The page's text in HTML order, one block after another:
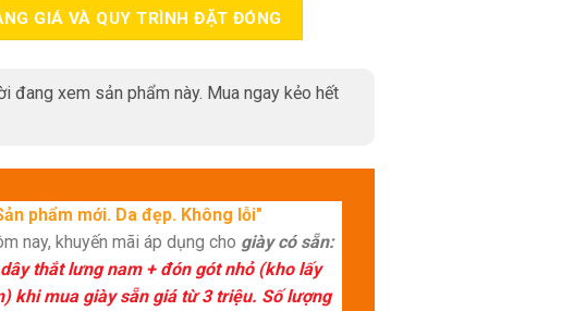
GIÁ VÀ QUY TRÌNH ĐẶT ĐÓNG
đang xem sản phẩm này. Mua ngay kẻo hết
phẩm mới. Da đẹp. Không lỗi"
nay, khuyến mãi áp dụng cho giày có sẵn:
thắt lưng nam + đón gót nhỏ (kho lấy
khi mua giày sẵn giá từ 3 triệu. Số lượng